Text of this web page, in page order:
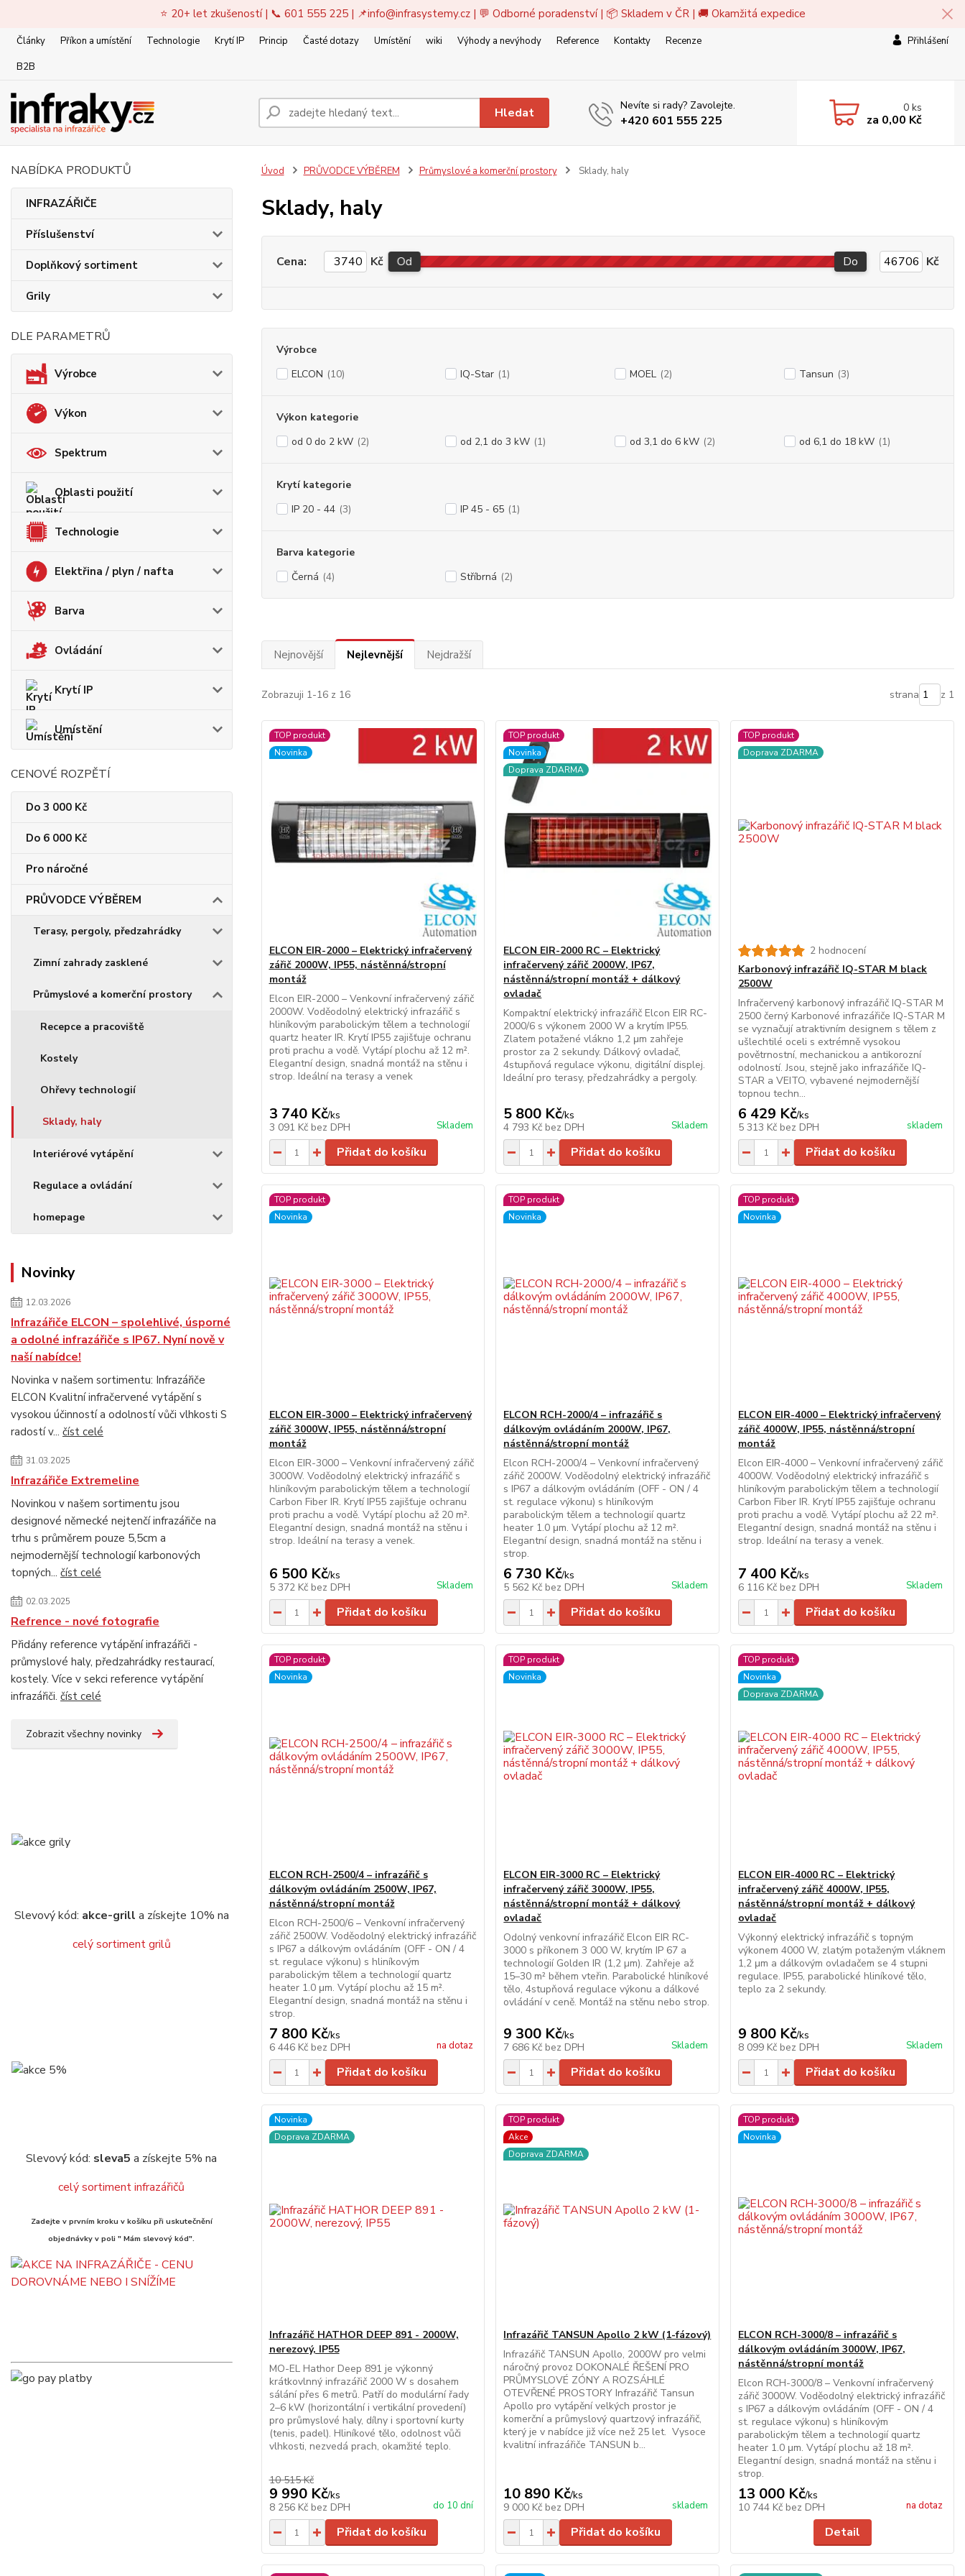
⭐ 20+ let zkušeností | 📞 601 555 225 | 📌info@infrasystemy.cz| 💬 Odborné poradenství | 📦 Skladem v ČR | 🚚 Okamžitá expedice
Články Příkon a umístění Technologie Krytí IP Princip Časté dotazy Umístění wiki Výhody a nevýhody Reference Kontakty
Recenze
B2B
Přihlášení
Hledat Nevíte si rady? Zavolejte.
+420 601 555 225
0 ks
za 0,00 Kč
NABÍDKA PRODUKTŮ
INFRAZÁŘIČE
Příslušenství
Doplňkový sortiment
Grily
DLE PARAMETRŮ
Výrobce
Výkon
Spektrum
Oblasti použití
Technologie
Elektřina / plyn / nafta
Barva
Ovládání
Krytí IP
Umístění
CENOVÉ ROZPĚTÍ
Do 3 000 Kč
Do 6 000 Kč
Pro náročné
PRŮVODCE VÝBĚREM
Terasy, pergoly, předzahrádky
Zimní zahrady zasklené
Průmyslové a komerční prostory
Recepce a pracoviště
Kostely
Ohřevy technologií
Sklady, haly
Interiérové vytápění
Regulace a ovládání
homepage
Novinky
12.03.2026
Infrazářiče ELCON – spolehlivé, úsporné
a odolné infrazářiče s IP67. Nyní nově v
naší nabídce!
Novinka v našem sortimentu: Infrazářiče
ELCON Kvalitní infračervené vytápění s
vysokou účinností a odolností vůči vlhkosti S
radostí v... číst celé
31.03.2025
Infrazářiče Extremeline
Novinkou v našem sortimentu jsou
designové německé nejtenčí infrazářiče na
trhu s průměrem pouze 5,5cm a
nejmodernější technologií karbonových
topných... číst celé
02.03.2025
Refrence - nové fotografie
Přidány reference vytápění infrazářiči -
průmyslové haly, předzahrádky restaurací,
kostely. Více v sekci reference vytápění
infrazářiči. číst celé
Zobrazit všechny novinky
Slevový kód: akce-grill a získejte 10% na
celý sortiment grilů
Slevový kód: sleva5 a získejte 5% na
celý sortiment infrazářičů
Zadejte v prvním kroku v košíku při uskutečnění
objednávky v poli " Mám slevový kód".
Úvod PRŮVODCE VÝBĚREM Průmyslové a komerční prostory Sklady, haly
Sklady, haly
Cena: Kč Od Do Kč
Výrobce
ELCON (10) IQ-Star (1) MOEL (2) Tansun (3)
Výkon kategorie
od 0 do 2 kW (2) od 2,1 do 3 kW (1) od 3,1 do 6 kW (2) od 6,1 do 18 kW (1)
Krytí kategorie
IP 20 - 44 (3) IP 45 - 65 (1)
Barva kategorie
Černá (4) Stříbrná (2)
Nejnovější Nejlevnější Nejdražší
Zobrazuji 1-16 z 16 strana z 1
TOP produkt
Novinka
ELCON EIR-2000 – Elektrický infračervený
zářič 2000W, IP55, nástěnná/stropní
montáž
Elcon EIR-2000 – Venkovní infračervený zářič
2000W. Voděodolný elektrický infrazářič s
hliníkovým parabolickým tělem a technologií
quartz heater IR. Krytí IP55 zajišťuje ochranu
proti prachu a vodě. Vytápí plochu až 12 m².
Elegantní design, snadná montáž na stěnu i
strop. Ideální na terasy a venek
3 740 Kč/ks
3 091 Kč bez DPH Skladem
Přidat do košíku
TOP produkt
Novinka
Doprava ZDARMA
ELCON EIR-2000 RC – Elektrický
infračervený zářič 2000W, IP67,
nástěnná/stropní montáž + dálkový
ovladač
Kompaktní elektrický infrazářič Elcon EIR RC-
2000/6 s výkonem 2000 W a krytím IP55.
Zlatem potažené vlákno 1,2 μm zahřeje
prostor za 2 sekundy. Dálkový ovladač,
4stupňová regulace výkonu, digitální displej.
Ideální pro terasy, předzahrádky a pergoly.
5 800 Kč/ks
4 793 Kč bez DPH Skladem
Přidat do košíku
TOP produkt
Doprava ZDARMA
2 hodnocení
Karbonový infrazářič IQ-STAR M black
2500W
Infračervený karbonový infrazářič IQ-STAR M
2500 černý Karbonové infrazářiče IQ-STAR M
se vyznačují atraktivním designem s tělem z
ušlechtilé oceli s extrémně vysokou
povětrnostní, mechanickou a antikorozní
odolností. Jsou, stejně jako infrazářiče IQ-
STAR a VEITO, vybavené nejmodernější
topnou techn...
6 429 Kč/ks
5 313 Kč bez DPH skladem
Přidat do košíku
TOP produkt
Novinka
ELCON EIR-3000 – Elektrický infračervený
zářič 3000W, IP55, nástěnná/stropní
montáž
Elcon EIR-3000 – Venkovní infračervený zářič
3000W. Voděodolný elektrický infrazářič s
hliníkovým parabolickým tělem a technologií
Carbon Fiber IR. Krytí IP55 zajišťuje ochranu
proti prachu a vodě. Vytápí plochu až 20 m².
Elegantní design, snadná montáž na stěnu i
strop. Ideální na terasy a venek.
6 500 Kč/ks
5 372 Kč bez DPH Skladem
Přidat do košíku
TOP produkt
Novinka
ELCON RCH-2000/4 – infrazářič s
dálkovým ovládáním 2000W, IP67,
nástěnná/stropní montáž
Elcon RCH-2000/4 – Venkovní infračervený
zářič 2000W. Voděodolný elektrický infrazářič
s IP67 a dálkovým ovládáním (OFF - ON / 4
st. regulace výkonu) s hliníkovým
parabolickým tělem a technologií quartz
heater 1.0 μm. Vytápí plochu až 12 m².
Elegantní design, snadná montáž na stěnu i
strop.
6 730 Kč/ks
5 562 Kč bez DPH Skladem
Přidat do košíku
TOP produkt
Novinka
ELCON EIR-4000 – Elektrický infračervený
zářič 4000W, IP55, nástěnná/stropní
montáž
Elcon EIR-4000 – Venkovní infračervený zářič
4000W. Voděodolný elektrický infrazářič s
hliníkovým parabolickým tělem a technologií
Carbon Fiber IR. Krytí IP55 zajišťuje ochranu
proti prachu a vodě. Vytápí plochu až 22 m².
Elegantní design, snadná montáž na stěnu i
strop. Ideální na terasy a venek.
7 400 Kč/ks
6 116 Kč bez DPH Skladem
Přidat do košíku
TOP produkt
Novinka
ELCON RCH-2500/4 – infrazářič s
dálkovým ovládáním 2500W, IP67,
nástěnná/stropní montáž
Elcon RCH-2500/6 – Venkovní infračervený
zářič 2500W. Voděodolný elektrický infrazářič
s IP67 a dálkovým ovládáním (OFF - ON / 4
st. regulace výkonu) s hliníkovým
parabolickým tělem a technologií quartz
heater 1.0 μm. Vytápí plochu až 15 m².
Elegantní design, snadná montáž na stěnu i
strop.
7 800 Kč/ks
6 446 Kč bez DPH na dotaz
Přidat do košíku
TOP produkt
Novinka
ELCON EIR-3000 RC – Elektrický
infračervený zářič 3000W, IP55,
nástěnná/stropní montáž + dálkový
ovladač
Odolný venkovní infrazářič Elcon EIR RC-
3000 s příkonem 3 000 W, krytím IP 67 a
technologií Golden IR (1,2 µm). Zahřeje až
15–30 m² během vteřin. Parabolické hliníkové
tělo, 4stupňová regulace výkonu a dálkové
ovládání v ceně. Montáž na stěnu nebo strop.
9 300 Kč/ks
7 686 Kč bez DPH Skladem
Přidat do košíku
TOP produkt
Novinka
Doprava ZDARMA
ELCON EIR-4000 RC – Elektrický
infračervený zářič 4000W, IP55,
nástěnná/stropní montáž + dálkový
ovladač
Výkonný elektrický infrazářič s topným
výkonem 4000 W, zlatým potaženým vláknem
1,2 μm a dálkovým ovladačem se 4 stupni
regulace. IP55, parabolické hliníkové tělo,
teplo za 2 sekundy.
9 800 Kč/ks
8 099 Kč bez DPH Skladem
Přidat do košíku
Novinka
Doprava ZDARMA
Infrazářič HATHOR DEEP 891 - 2000W,
nerezový, IP55
MO-EL Hathor Deep 891 je výkonný
krátkovlnný infrazářič 2000 W s dosahem
sálání přes 6 metrů. Patří do modulární řady
2–6 kW (horizontální i vertikální provedení)
pro průmyslové haly, dílny i sportovní kurty
(tenis, padel). Hliníkové tělo, odolnost vůči
vlhkosti, nezvedá prach, okamžité teplo.
10 515 Kč
9 990 Kč/ks
8 256 Kč bez DPH do 10 dní
Přidat do košíku
TOP produkt
Akce
Doprava ZDARMA
Infrazářič TANSUN Apollo 2 kW (1-fázový)
Infrazářič TANSUN Apollo, 2000W pro velmi
náročný provoz DOKONALÉ ŘEŠENÍ PRO
PRŮMYSLOVÉ ZÓNY A ROZSÁHLÉ
OTEVŘENÉ PROSTORY Infrazářič Tansun
Apollo pro vytápění velkých prostor je
komerční a průmyslový quartzový infrazářič,
který je v nabídce již více než 25 let. Vysoce
kvalitní infrazářiče TANSUN b...
10 890 Kč/ks
9 000 Kč bez DPH skladem
Přidat do košíku
TOP produkt
Novinka
ELCON RCH-3000/8 – infrazářič s
dálkovým ovládáním 3000W, IP67,
nástěnná/stropní montáž
Elcon RCH-3000/8 – Venkovní infračervený
zářič 3000W. Voděodolný elektrický infrazářič
s IP67 a dálkovým ovládáním (OFF - ON / 4
st. regulace výkonu) s hliníkovým
parabolickým tělem a technologií quartz
heater 1.0 μm. Vytápí plochu až 18 m².
Elegantní design, snadná montáž na stěnu i
strop.
13 000 Kč/ks
10 744 Kč bez DPH na dotaz
Detail